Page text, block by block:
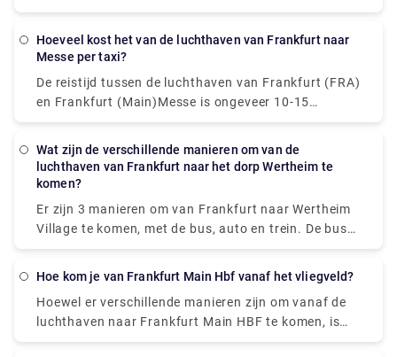
kilometer. Het duurt gemiddeld 15 minuten rijden om
Hoeveel kost het van de luchthaven van Frankfurt naar
Messe per taxi?
De reistijd tussen de luchthaven van Frankfurt (FRA)
en Frankfurt (Main)Messe is ongeveer 10-15
minuten en ze liggen ongeveer 15 km van elkaar. De
Wat zijn de verschillende manieren om van de
luchthaven van Frankfurt naar het dorp Wertheim te
komen?
Er zijn 3 manieren om van Frankfurt naar Wertheim
Village te komen, met de bus, auto en trein. De bus
doet er meestal 2,5 uur over om de afstand af te
alternatief is een trein die er 3 uur over doet om de
afstand af te leggen en het kost €15-€40. De laatste
en blijkbaar de beste manier om het dorp Wertheim
vanuit Frankfurt te bereiken, is met de auto. De
Hoe kom je van Frankfurt Main Hbf vanaf het vliegveld?
Hoewel er verschillende manieren zijn om vanaf de
luchthaven naar Frankfurt Main HBF te komen, is
het nemen van de bus of autorijden de beste en